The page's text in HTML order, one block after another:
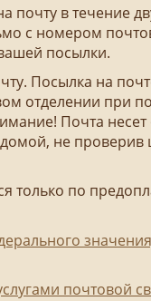
почту в течение
с номером
посылки.
Посылка на
отделении при
Почта несет
не проверив
только по
почтовой